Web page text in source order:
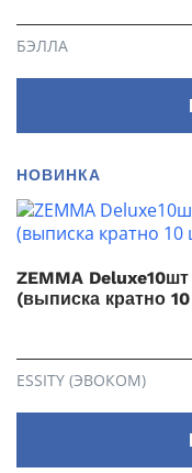
БЭЛЛА
НОВИНКА
ZEMMA
(выписка кратно
ESSITY (ЭВОКОМ)